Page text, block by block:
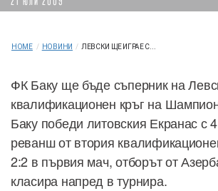
HOME / НОВИНИ / ЛЕВСКИ ЩЕ ИГРАЕ С...
ФК Баку ще бъде съперник на
квалификационен кръг на
Баку победи литовския Екранас с
реванш от втория
2:2 в първия мач, отборът от
класира напред в турнира.